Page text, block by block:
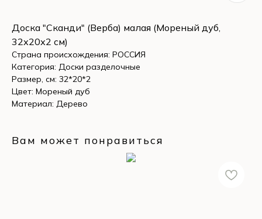
Доска "Сканди" (Верба) малая (Мореный дуб,
32х20х2 см)
Страна происхождения: РОССИЯ
Категория: Доски разделочные
Размер, см: 32*20*2
Цвет: Мореный дуб
Материал: Дерево
Вам может понравиться